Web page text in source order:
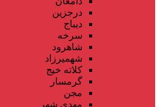
درجزین
دیباج
سرخه
شاهرود
شهمیرزاد
کلاته خیج
گرمسار
مجن
مهدی شهر